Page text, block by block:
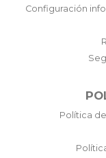
Configuración
Política